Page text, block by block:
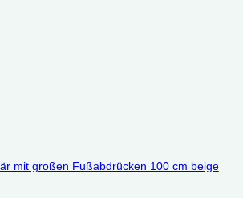
mit großen Fußabdrücken 100 cm beige